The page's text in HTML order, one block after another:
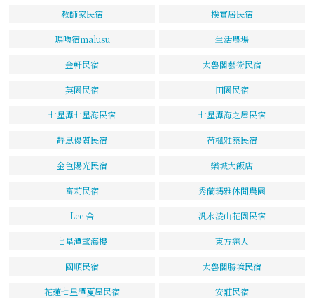
教師家民宿 樸實居民宿
瑪嚕宿malusu 生活農場
金軒民宿 太魯閣藝術民宿
英園民宿 田園民宿
七星潭七星海民宿 七星潭海之屋民宿
靜思優質民宿 荷楓雅築民宿
金色陽光民宿 樂城大飯店
富莉民宿 秀蘭瑪雅休閒農園
Lee 舍 汎水淩山花園民宿
七星潭望海樓 東方戀人
國順民宿 太魯閣勝境民宿
花蓮七星潭夏屋民宿 安莊民宿